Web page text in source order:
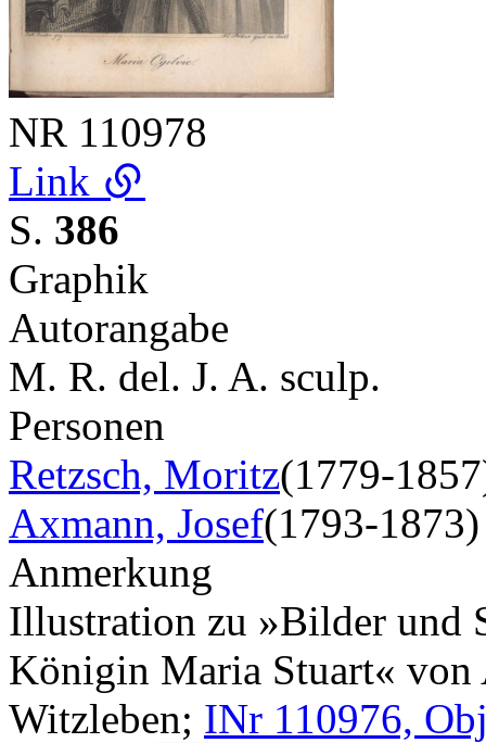
NR 110978
Link
S. 386
Graphik
Autorangabe
M. R. del. J. A. sculp.
Personen
Retzsch, Moritz(1779-
Axmann, Josef(1793-1873)
Anmerkung
Illustration zu »Bilder und
Königin Maria Stuart«
Witzleben; INr 110976,